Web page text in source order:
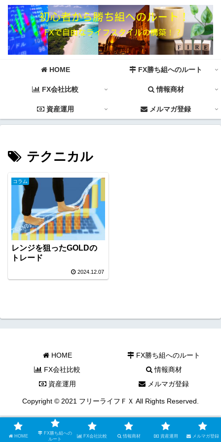
HOME FX勝ち組へのルート
FX会社比較 情報商材
資産運用 メルマガ登録
テクニカル
コラム
レンジを狙ったGOLDの
トレード
2024.12.07
HOME
FX勝ち組へのルート
FX会社比較
情報商材
資産運用
メルマガ登録
Copyright © 2021 フリーライフＦＸ All Rights Reserved.
HOME
FX勝ち組への
ルート
FX会社比較 情報商材 資産運用 メルマガ登録